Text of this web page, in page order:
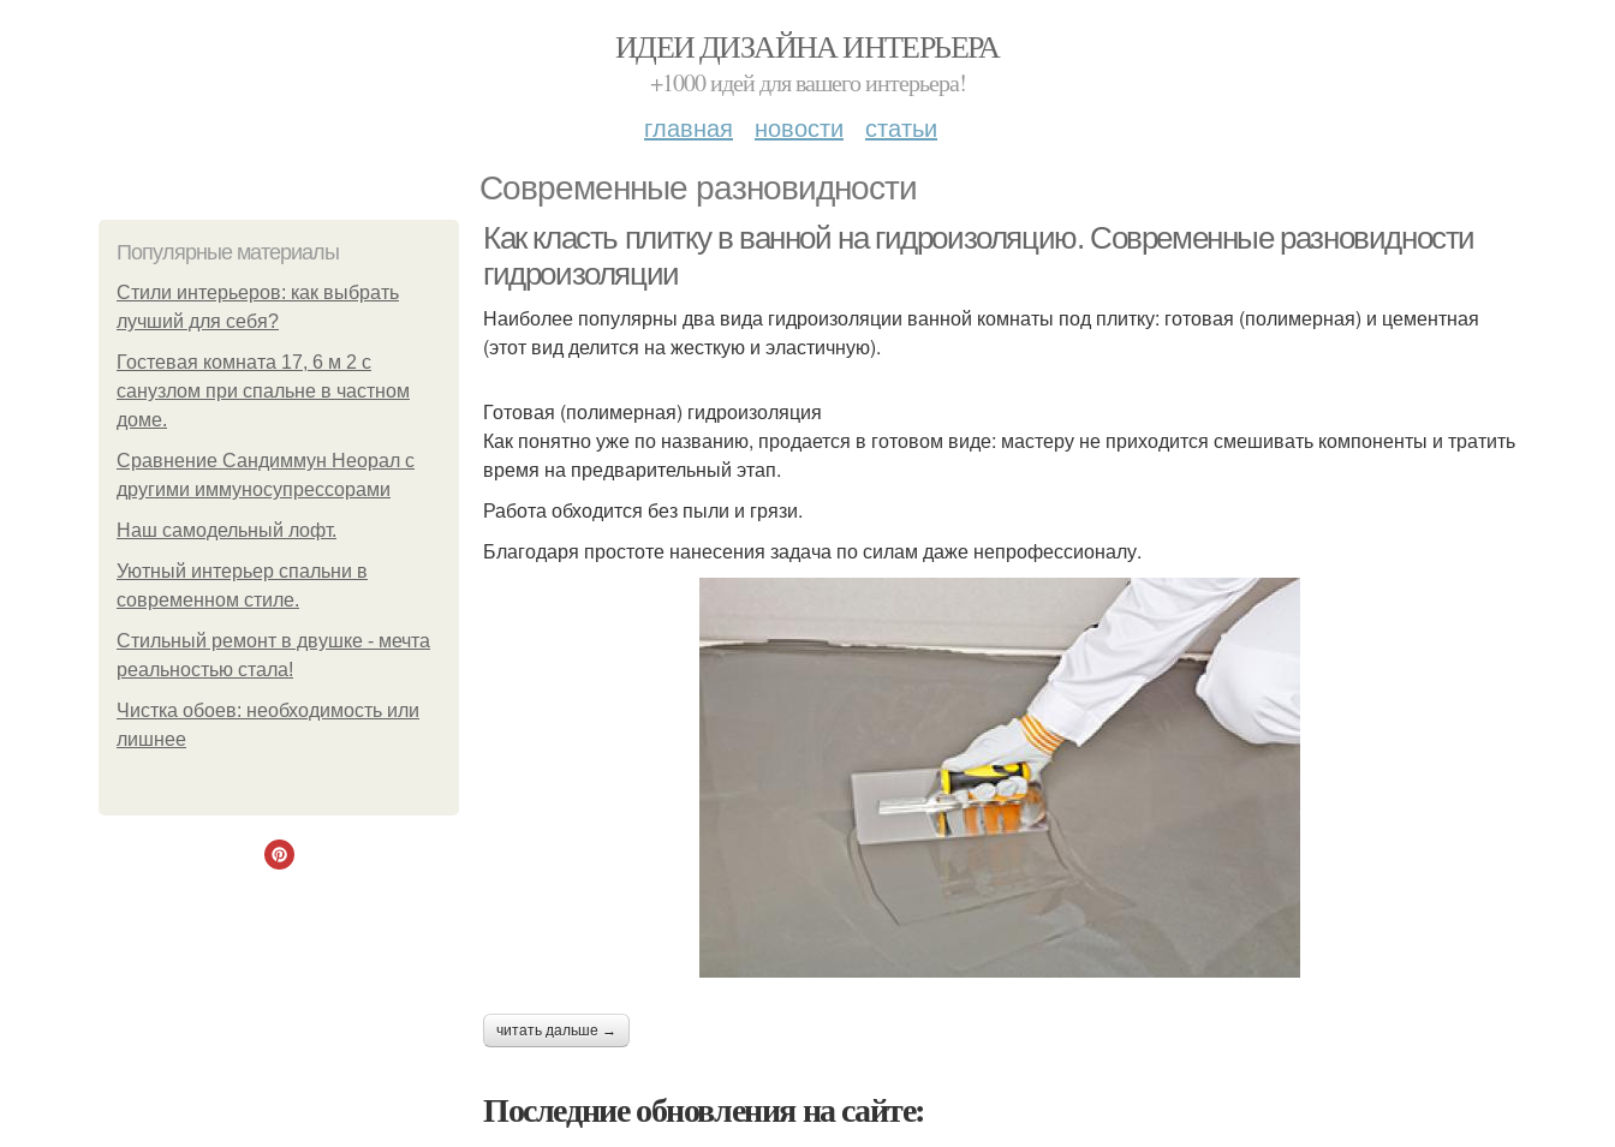
ИДЕИ ДИЗАЙНА ИНТЕРЬЕРА
+1000 идей для вашего интерьера!
главная новости статьи
Современные разновидности
Популярные материалы
Стили интерьеров: как выбрать
лучший для себя?
Гостевая комната 17, 6 м 2 с
санузлом при спальне в частном
доме.
Сравнение Сандиммун Неорал с
другими иммуносупрессорами
Наш самодельный лофт.
Уютный интерьер спальни в
современном стиле.
Стильный ремонт в двушке - мечта
реальностью стала!
Чистка обоев: необходимость или
лишнее
Как класть плитку в ванной на гидроизоляцию. Современные разновидности
гидроизоляции
Наиболее популярны два вида гидроизоляции ванной комнаты под плитку: готовая (полимерная) и цементная
(этот вид делится на жесткую и эластичную).
Готовая (полимерная) гидроизоляция
Как понятно уже по названию, продается в готовом виде: мастеру не приходится смешивать компоненты и тратить
время на предварительный этап.
Работа обходится без пыли и грязи.
Благодаря простоте нанесения задача по силам даже непрофессионалу.
читать дальше →
Последние обновления на сайте: